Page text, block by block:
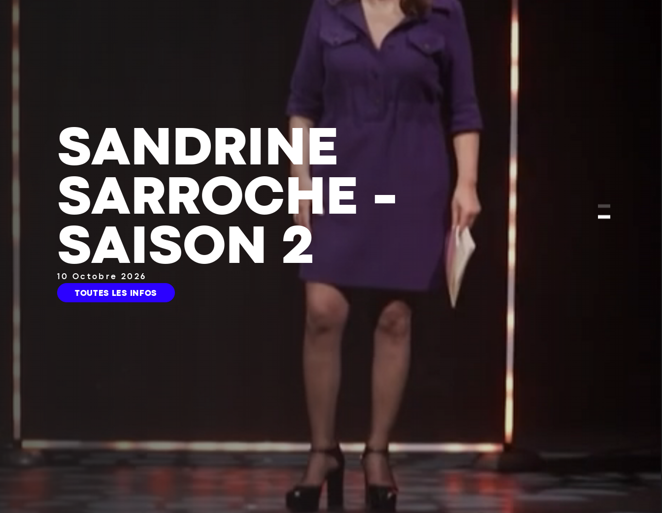
MARC-ANTOINE LE
BRET - DANS MA
TÊTE
2 Mars 2027
TOUTES LES INFOS